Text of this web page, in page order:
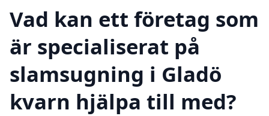
Vad kan ett företag som
är specialiserat på
slamsugning i Gladö
kvarn hjälpa till med?